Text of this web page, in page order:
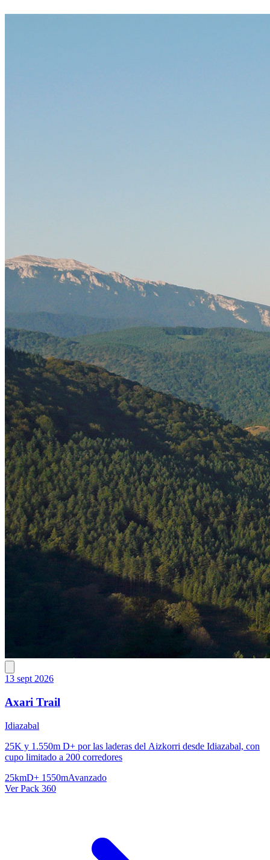
13 sept 2026
Axari Trail
Idiazabal
25K y 1.550m D+ por las laderas del Aizkorri desde Idiazabal, con
cupo limitado a 200 corredores
25kmD+ 1550mAvanzado
Ver Pack 360